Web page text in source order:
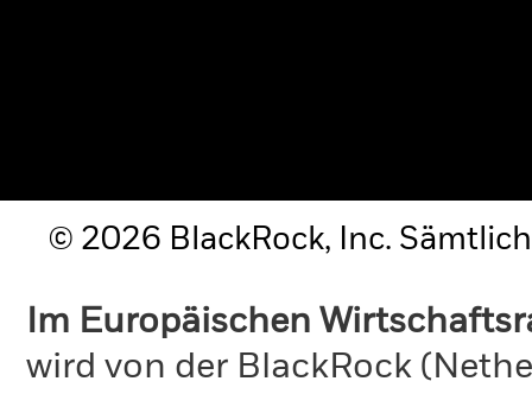
© 2026 BlackRock, Inc.
Im Europäischen
wird von der BlackRock